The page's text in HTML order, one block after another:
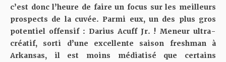
c’est donc l’heure de faire un focus sur les meilleurs
prospects de la cuvée. Parmi eux, un des plus gros
potentiel offensif : Darius Acuff Jr. ! Meneur ultra-
créatif, sorti d’une excellente saison freshman à
Arkansas, il est moins médiatisé que certains